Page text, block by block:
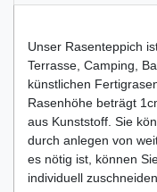
Unser Rasenteppich
Terrasse, Camping,
künstlichen
Rasenhöhe beträgt
aus Kunststoff. Sie
durch anlegen von
es nötig ist, können
individuell zuschneiden.